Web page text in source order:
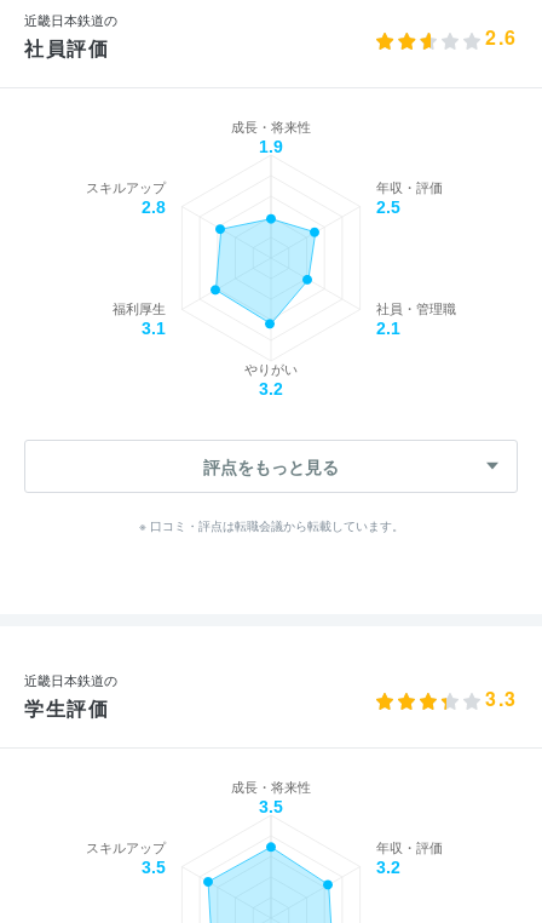
近畿日本鉄道の
社員評価 2.6
成長・将来性
1.9
年収・評価
2.5
社員・管理職
2.1
やりがい
3.2
福利厚生
3.1
スキルアップ
2.8
評点をもっと見る
※ 口コミ・評点は転職会議から転載しています。
近畿日本鉄道の
学生評価 3.3
成長・将来性
3.5
年収・評価
3.2
スキルアップ
3.5